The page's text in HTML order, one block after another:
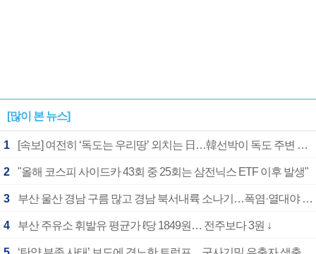
[많이 본 뉴스]
1 [속보] 여전히 ‘독도는 우리땅’ 외치는 日…韓선박이 독도 주변 해양조사 활동하자 반발
2 "올해 코스피 사이드카 43회 중 25회는 삼전닉스 ETF 이후 발생"
3 부산 울산 경남 구름 많고 경남 북서내륙 소나기…폭염·열대야 계속
4 부산 주유소 휘발유 평균가 ℓ당 1849원… 전주보다 3원 ↓